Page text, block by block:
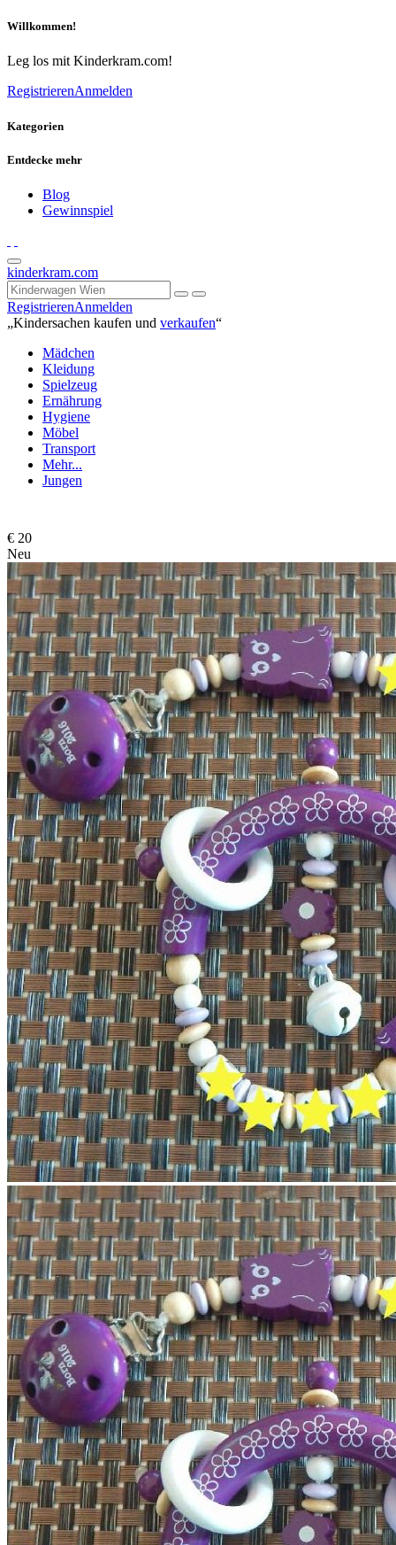
Willkommen!
Leg los mit Kinderkram.com!
RegistrierenAnmelden
Kategorien
Entdecke mehr
Blog
Gewinnspiel
kinderkram.com
RegistrierenAnmelden
„Kindersachen kaufen und verkaufen“
Mädchen
Kleidung
Spielzeug
Ernährung
Hygiene
Möbel
Transport
Mehr...
Jungen
€ 20
Neu